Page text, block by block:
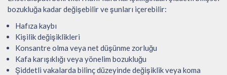
bozukluğa kadar değişebilir ve şunları içerebilir:
Hafıza kaybı
Kişilik değişiklikleri
Konsantre olma veya net düşünme zorluğu
Kafa karışıklığı veya yönelim bozukluğu
Şiddetli vakalarda bilinç düzeyinde değişiklik veya koma